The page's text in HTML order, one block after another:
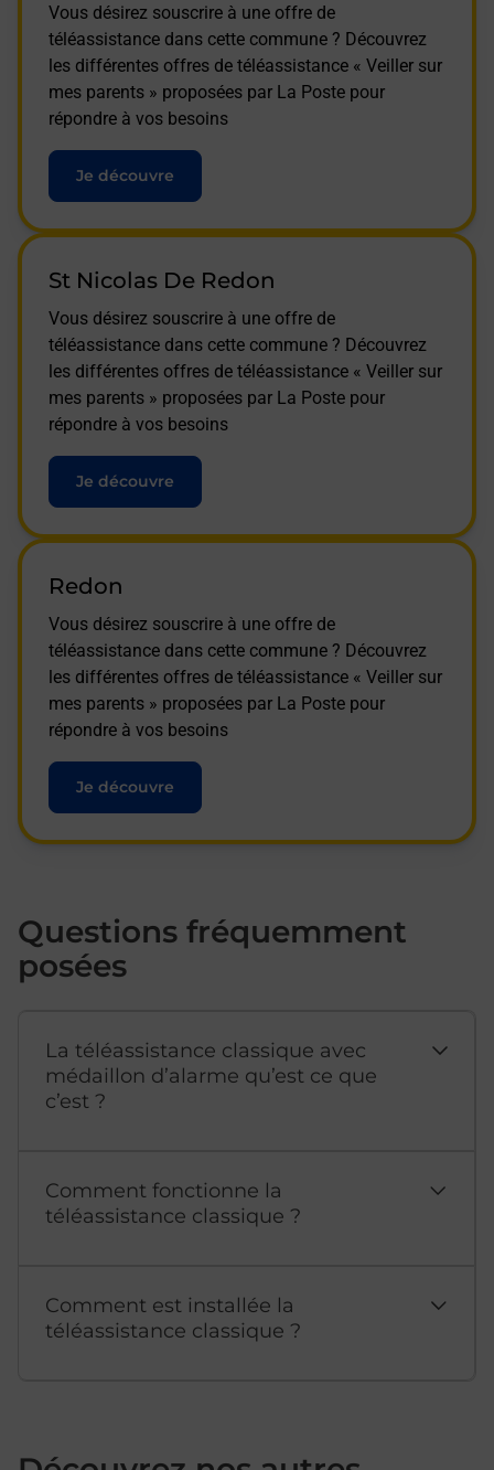
Vous désirez souscrire à une offre de
téléassistance dans cette commune ? Découvrez
les différentes offres de téléassistance « Veiller sur
mes parents » proposées par La Poste pour
répondre à vos besoins
Je découvre
St Nicolas De Redon
Vous désirez souscrire à une offre de
téléassistance dans cette commune ? Découvrez
les différentes offres de téléassistance « Veiller sur
mes parents » proposées par La Poste pour
répondre à vos besoins
Je découvre
Redon
Vous désirez souscrire à une offre de
téléassistance dans cette commune ? Découvrez
les différentes offres de téléassistance « Veiller sur
mes parents » proposées par La Poste pour
répondre à vos besoins
Je découvre
Questions fréquemment
posées
La téléassistance classique avec
médaillon d’alarme qu’est ce que
c’est ?
Comment fonctionne la
téléassistance classique ?
Comment est installée la
téléassistance classique ?